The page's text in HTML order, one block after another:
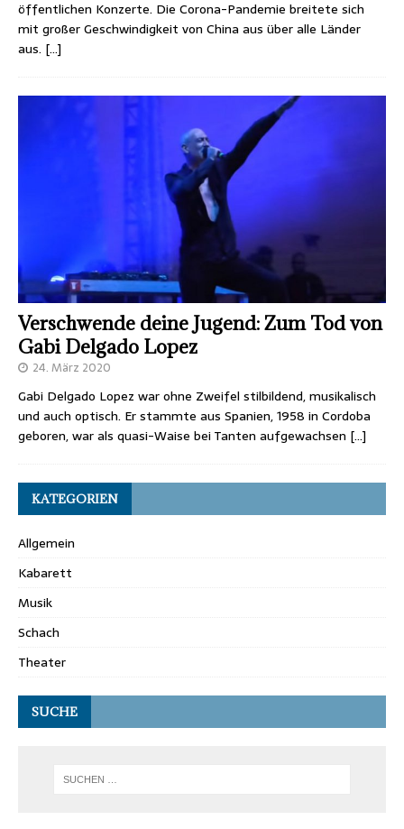
öffentlichen Konzerte. Die Corona-Pandemie breitete sich
mit großer Geschwindigkeit von China aus über alle Länder
aus. […]
Verschwende deine Jugend: Zum Tod von
Gabi Delgado Lopez
24. März 2020
Gabi Delgado Lopez war ohne Zweifel stilbildend, musikalisch
und auch optisch. Er stammte aus Spanien, 1958 in Cordoba
geboren, war als quasi-Waise bei Tanten aufgewachsen […]
KATEGORIEN
Allgemein
Kabarett
Musik
Schach
Theater
SUCHE